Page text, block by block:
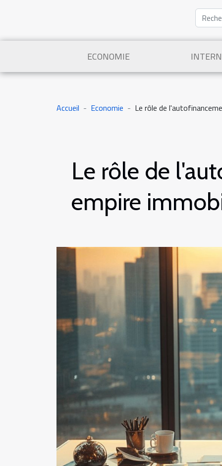
ECONOMIE
Accueil Economie Le rôle de
Le rôle de
empire